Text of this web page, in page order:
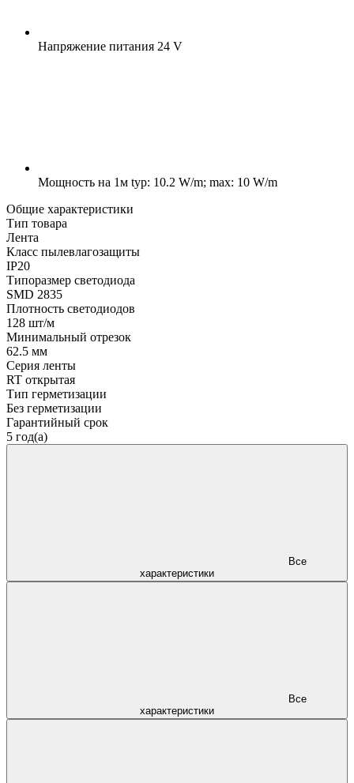
Напряжение питания 24 V
Мощность на 1м typ: 10.2 W/m; max: 10 W/m
Общие характеристики
Тип товара
Лента
Класс пылевлагозащиты
IP20
Типоразмер светодиода
SMD 2835
Плотность светодиодов
128 шт/м
Минимальный отрезок
62.5 мм
Серия ленты
RT открытая
Тип герметизации
Без герметизации
Гарантийный срок
5 год(а)
характеристики
характеристики